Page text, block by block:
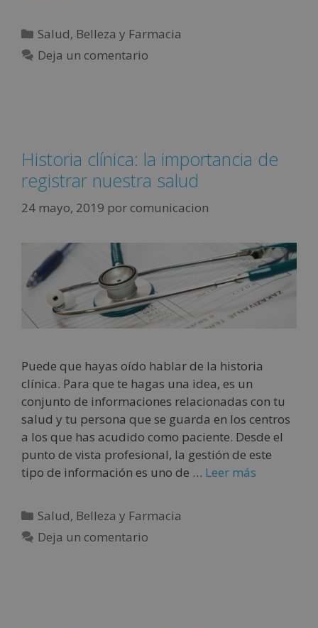
Salud, Belleza y Farmacia
Deja un comentario
Historia clínica: la importancia de
registrar nuestra salud
24 mayo, 2019 por comunicacion
Puede que hayas oído hablar de la historia
clínica. Para que te hagas una idea, es un
conjunto de informaciones relacionadas con tu
salud y tu persona que se guarda en los centros
a los que has acudido como paciente. Desde el
punto de vista profesional, la gestión de este
tipo de información es uno de … Leer más
Salud, Belleza y Farmacia
Deja un comentario